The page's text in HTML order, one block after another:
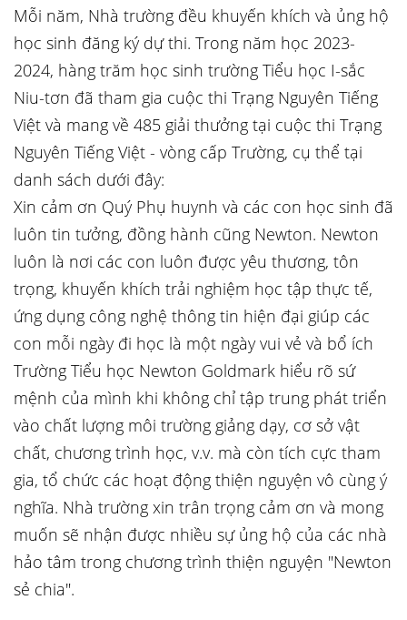
Mỗi năm, Nhà trường đều khuyến khích và ủng hộ
học sinh đăng ký dự thi. Trong năm học 2023-
2024, hàng trăm học sinh trường Tiểu học I-sắc
Niu-tơn đã tham gia cuộc thi Trạng Nguyên Tiếng
Việt và mang về 485 giải thưởng tại cuộc thi Trạng
Nguyên Tiếng Việt - vòng cấp Trường, cụ thể tại
danh sách dưới đây:
Xin cảm ơn Quý Phụ huynh và các con học sinh đã
luôn tin tưởng, đồng hành cũng Newton. Newton
luôn là nơi các con luôn được yêu thương, tôn
trọng, khuyến khích trải nghiệm học tập thực tế,
ứng dụng công nghệ thông tin hiện đại giúp các
con mỗi ngày đi học là một ngày vui vẻ và bổ ích
Trường Tiểu học Newton Goldmark hiểu rõ sứ
mệnh của mình khi không chỉ tập trung phát triển
vào chất lượng môi trường giảng dạy, cơ sở vật
chất, chương trình học, v.v. mà còn tích cực tham
gia, tổ chức các hoạt động thiện nguyện vô cùng ý
nghĩa. Nhà trường xin trân trọng cảm ơn và mong
muốn sẽ nhận được nhiều sự ủng hộ của các nhà
hảo tâm trong chương trình thiện nguyện "Newton
sẻ chia".